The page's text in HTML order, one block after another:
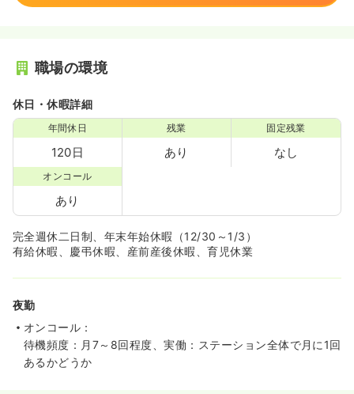
職場の環境
休日・休暇詳細
年間休日
120日
残業
あり
固定残業
なし
オンコール
あり
完全週休二日制、年末年始休暇（12/30～1/3）
有給休暇、慶弔休暇、産前産後休暇、育児休業
夜勤
オンコール：
待機頻度：月7～8回程度、実働：ステーション全体で月に1回
あるかどうか